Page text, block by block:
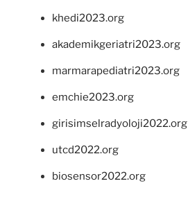
khedi2023.org
akademikgeriatri2023.org
marmarapediatri2023.org
emchie2023.org
girisimselradyoloji2022.org
utcd2022.org
biosensor2022.org